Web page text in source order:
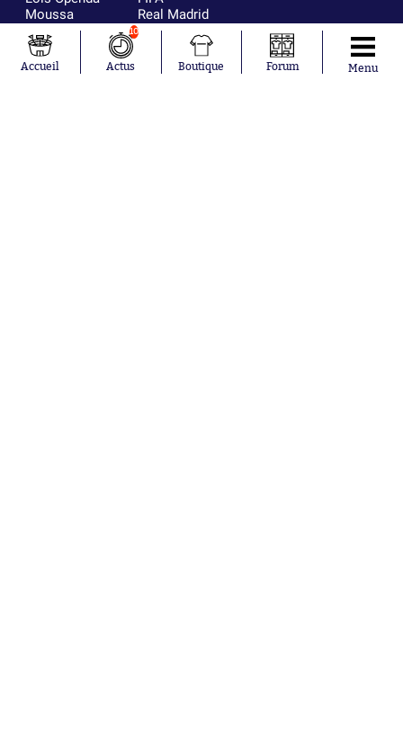
Moussa
Niakhaté
Nicolás
Tagliafico
Pavel Šulc
Real Madrid
RC Strasbourg
AC Milan
RC Lens
Accueil
10
Actus Boutique Forum Menu